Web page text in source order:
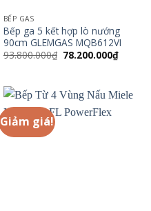
BẾP GAS
Bếp ga 5 kết hợp lò nướng
90cm GLEMGAS MQB612VI
93.800.000₫ Giá
gốc
78.200.000₫Giá
hiện
Giảm giá!